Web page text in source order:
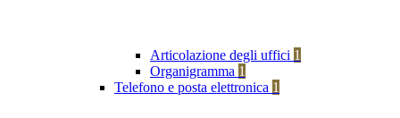
Articolazione degli uffici 1
Organigramma 1
Telefono e posta elettronica 1